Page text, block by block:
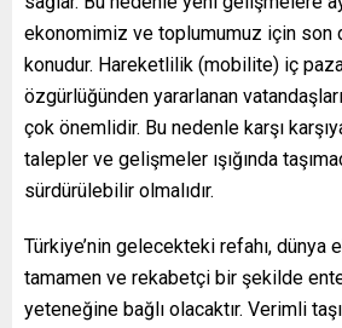
ekonomimiz ve toplumumuz için son
konudur. Hareketlilik (mobilite) iç
özgürlüğünden yararlanan
çok önemlidir. Bu nedenle karşı
talepler ve gelişmeler ışığında
sürdürülebilir olmalıdır.
Türkiye’nin gelecekteki refahı, dünya
tamamen ve rekabetçi bir şekilde
yeteneğine bağlı olacaktır. Verimli